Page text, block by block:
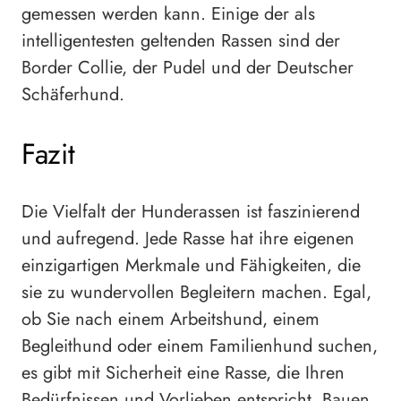
gemessen werden kann. Einige der als
intelligentesten geltenden Rassen sind der
Border Collie, der Pudel und der Deutscher
Schäferhund.
Fazit
Die Vielfalt der Hunderassen ist faszinierend
und aufregend. Jede Rasse hat ihre eigenen
einzigartigen Merkmale und Fähigkeiten, die
sie zu wundervollen Begleitern machen. Egal,
ob Sie nach einem Arbeitshund, einem
Begleithund oder einem Familienhund suchen,
es gibt mit Sicherheit eine Rasse, die Ihren